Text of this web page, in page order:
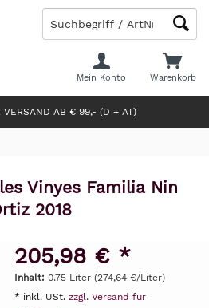
VERSAND AB € 99,- (D + AT)
Warenkorb
Mein Konto
Vinyes Familia Nin
2018
205,98 € *
Inhalt: 0.75 Liter (274,64 €/Liter)
* inkl. USt. zzgl. Versand für